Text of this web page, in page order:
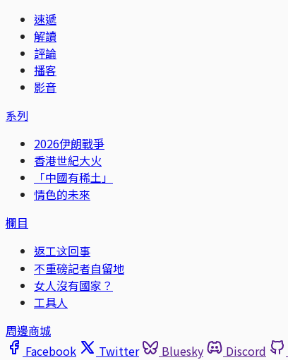
速遞
解讀
評論
播客
影音
系列
2026伊朗戰爭
香港世紀大火
「中國有稀土」
情色的未來
欄目
返工这回事
不重磅記者自留地
女人沒有國家？
工具人
周邊商城
Facebook
Twitter Bluesky Discord